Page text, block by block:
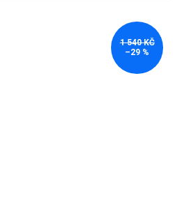
1 540 KČ
–29 %